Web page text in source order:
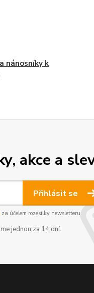
nánosníky k
akce a
Přihlásit se
za účelem rozesílky newsletteru.
jednou za 14 dní.